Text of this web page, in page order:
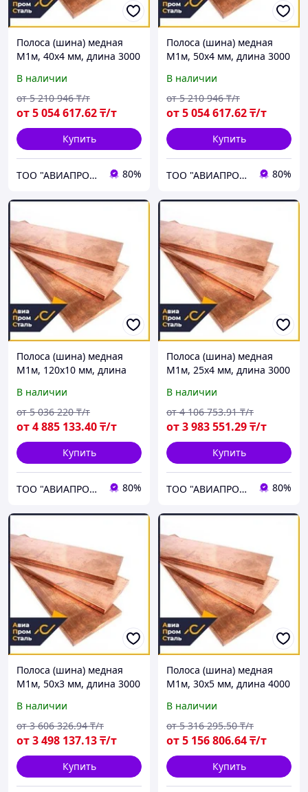
Полоса (шина) медная
М1м, 40х4 мм, длина 3000
В наличии
от5 054 617.62₸/т
от 5 210 946 ₸/т
Купить
ТОО "АВИАПРОМСТАЛЬ" 80%
Полоса (шина) медная
М1м, 50х4 мм, длина 3000
В наличии
от5 054 617.62₸/т
от 5 210 946 ₸/т
Купить
ТОО "АВИАПРОМСТАЛЬ" 80%
Полоса (шина) медная
М1м, 120х10 мм, длина
мягкая
В наличии
от4 885 133.40₸/т
от 5 036 220 ₸/т
Купить
ТОО "АВИАПРОМСТАЛЬ" 80%
Полоса (шина) медная
М1м, 25х4 мм, длина 3000
В наличии
от3 983 551.29₸/т
от 4 106 753.91 ₸/т
Купить
ТОО "АВИАПРОМСТАЛЬ" 80%
Полоса (шина) медная
М1м, 50х3 мм, длина 3000
В наличии
от3 498 137.13₸/т
от 3 606 326.94 ₸/т
Купить
Полоса (шина) медная
М1м, 30х5 мм, длина 4000
В наличии
от5 156 806.64₸/т
от 5 316 295.50 ₸/т
Купить